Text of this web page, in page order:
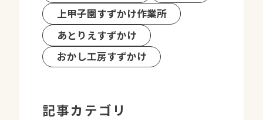
上甲子園すずかけ作業所
あとりえすずかけ
おかし工房すずかけ
記事カテゴリ